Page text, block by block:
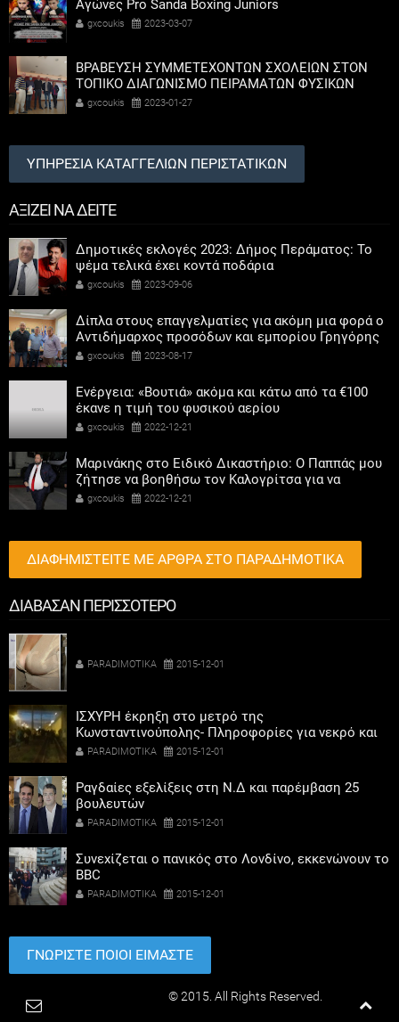
Αγώνες Pro Sanda Boxing Juniors
gxcoukis 2023-03-07
ΒΡΑΒΕΥΣΗ ΣΥΜΜΕΤΕΧΟΝΤΩΝ ΣΧΟΛΕΙΩΝ ΣΤΟΝ
ΤΟΠΙΚΟ ΔΙΑΓΩΝΙΣΜΟ ΠΕΙΡΑΜΑΤΩΝ ΦΥΣΙΚΩΝ
ΕΠΙΣΤΗΜΩΝ
gxcoukis 2023-01-27
ΥΠΗΡΕΣΙΑ ΚΑΤΑΓΓΕΛΙΩΝ ΠΕΡΙΣΤΑΤΙΚΩΝ
ΑΞΙΖΕΙ ΝΑ ΔΕΙΤΕ
Δημοτικές εκλογές 2023: Δήμος Περάματος: Το
ψέμα τελικά έχει κοντά ποδάρια
gxcoukis 2023-09-06
Δίπλα στους επαγγελματίες για ακόμη μια φορά ο
Αντιδήμαρχος προσόδων και εμπορίου Γρηγόρης
Καψοκόλης
gxcoukis 2023-08-17
Ενέργεια: «Βουτιά» ακόμα και κάτω από τα €100
έκανε η τιμή του φυσικού αερίου
gxcoukis 2022-12-21
Μαρινάκης στο Ειδικό Δικαστήριο: Ο Παππάς μου
ζήτησε να βοηθήσω τον Καλογρίτσα για να
αποκτήσει σταθμό ο ΣΥΡΙΖΑ
gxcoukis 2022-12-21
ΔΙΑΦΗΜΙΣΤΕΙΤΕ ΜΕ ΑΡΘΡΑ ΣΤΟ ΠΑΡΑΔΗΜΟΤΙΚΑ
ΔΙΑΒΑΣΑΝ ΠΕΡΙΣΣΟΤΕΡΟ
PARADIMOTIKA 2015-12-01
ΙΣΧΥΡΗ έκρηξη στο μετρό της
Κωνσταντινούπολης- Πληροφορίες για νεκρό και
τραυματίες
PARADIMOTIKA 2015-12-01
Ραγδαίες εξελίξεις στη Ν.Δ και παρέμβαση 25
βουλευτών
PARADIMOTIKA 2015-12-01
Συνεχίζεται ο πανικός στο Λονδίνο, εκκενώνουν το
BBC
PARADIMOTIKA 2015-12-01
ΓΝΩΡΙΣΤΕ ΠΟΙΟΙ ΕΙΜΑΣΤΕ
© 2015. All Rights Reserved.